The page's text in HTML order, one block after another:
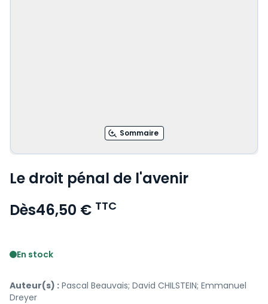
Sommaire
Le droit pénal de l'avenir
Dès46,50 € TTC
En stock
Auteur(s) : Pascal Beauvais; David CHILSTEIN; Emmanuel
Dreyer